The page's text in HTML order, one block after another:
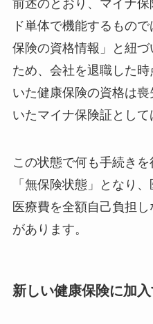
前述のとおり、マイナ
ド単体で機能するもの
保険の資格情報」と紐
ため、会社を退職した
いた健康保険の資格は
いたマイナ保険証として
この状態で何も手続き
「無保険状態」となり
医療費を全額自己負担
があります。
新しい健康保険に加